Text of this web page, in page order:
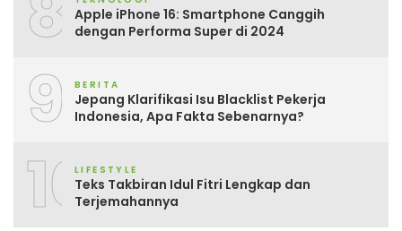
Apple iPhone 16: Smartphone Canggih
dengan Performa Super di 2024
9 BERITA
Jepang Klarifikasi Isu Blacklist Pekerja
Indonesia, Apa Fakta Sebenarnya?
10LIFESTYLE
Teks Takbiran Idul Fitri Lengkap dan
Terjemahannya